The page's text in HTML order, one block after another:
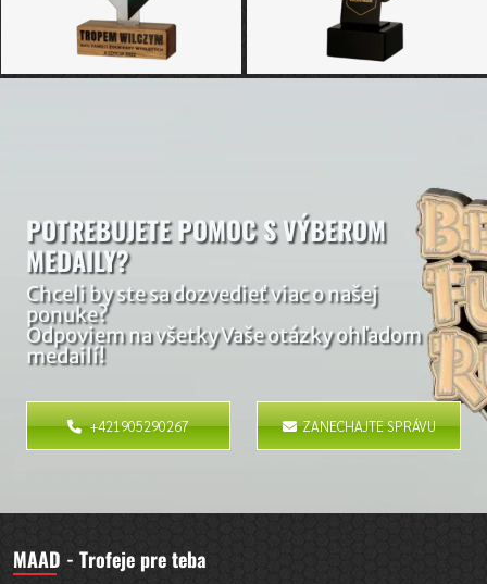
POTREBUJETE POMOC S VÝBEROM
MEDAILY?
Chceli by ste sa dozvedieť viac o našej
ponuke?
Odpoviem na všetky Vaše otázky ohľadom
medailí!
+421905290267 ZANECHAJTE SPRÁVU
MAAD - Trofeje pre teba